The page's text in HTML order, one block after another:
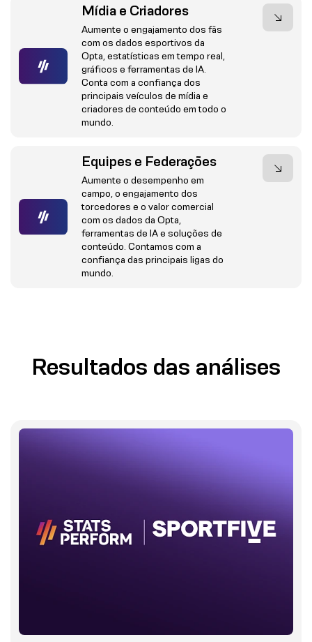
Mídia e Criadores
Aumente o engajamento dos fãs
com os dados esportivos da
Opta, estatísticas em tempo real,
gráficos e ferramentas de IA.
Conta com a confiança dos
principais veículos de mídia e
criadores de conteúdo em todo o
mundo.
Equipes e Federações
Aumente o desempenho em
campo, o engajamento dos
torcedores e o valor comercial
com os dados da Opta,
ferramentas de IA e soluções de
conteúdo. Contamos com a
confiança das principais ligas do
mundo.
Resultados das análises